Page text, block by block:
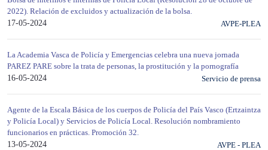
2022). Relación de excluidos y actualización de la bolsa.
17-05-2024
AVPE-PLEA
La Academia Vasca de Policía y Emergencias celebra una nueva jornada
PAREZ PARE sobre la trata de personas, la prostitución y la pornografía
16-05-2024
Servicio de prensa
Agente de la Escala Básica de los cuerpos de Policía del País Vasco (Ertzaintza
y Policía Local) y Servicios de Policía Local. Resolución nombramiento
funcionarios en prácticas. Promoción 32.
13-05-2024
AVPE - PLEA